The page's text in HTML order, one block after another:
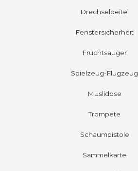
Drechselbeitel
Fenstersicherheit
Fruchtsauger
Spielzeug-Flugzeug
Müslidose
Trompete
Schaumpistole
Sammelkarte